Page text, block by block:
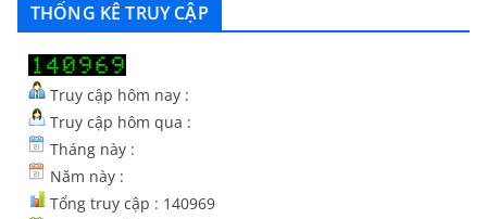
THỐNG KÊ TRUY CẬP
Truy cập hôm nay :
Truy cập hôm qua :
Tháng này :
Năm này :
Tổng truy cập : 140969